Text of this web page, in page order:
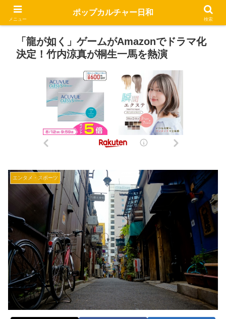
「龍が如く」ゲームがAmazonでドラマ化
決定！竹内涼真が桐生一馬を熱演
エンタメ・スポーツ
メニュー
ポップカルチャー日和
検索